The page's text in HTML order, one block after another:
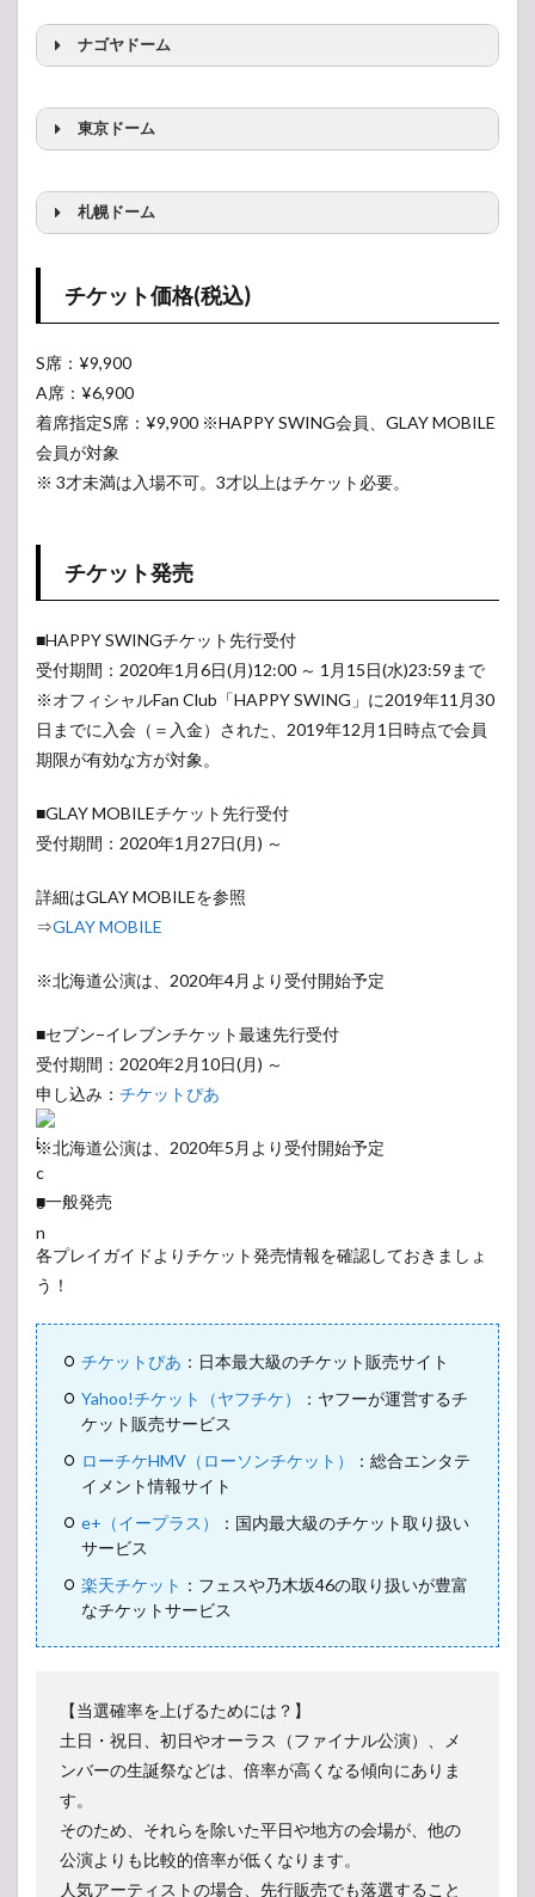
2.1
パ
（規
2.2
エン
2.3
チケ
当選
倍率
予想
ナゴヤドーム
車の場合
バンテリンドームナゴヤ周辺の最寄り宿
泊ホテル
東京ドーム
最寄り駐車場
東京ドーム周辺の最寄り宿泊ホテル
札幌ドーム
札幌ドーム周辺の最寄り宿泊ホテル
チケット価格(税込)
S席：¥9,900
A席：¥6,900
着席指定S席：¥9,900 ※HAPPY SWING会員、GLAY MOBILE
会員が対象
※ 3才未満は入場不可。3才以上はチケット必要。
チケット発売
■HAPPY SWINGチケット先行受付
受付期間：2020年1月6日(月)12:00 ～ 1月15日(水)23:59まで
※オフィシャルFan Club「HAPPY SWING」に2019年11月30
日までに入会（＝入金）された、2019年12月1日時点で会員
期限が有効な方が対象。
■GLAY MOBILEチケット先行受付
受付期間：2020年1月27日(月) ～
詳細はGLAY MOBILEを参照
⇒GLAY MOBILE
※北海道公演は、2020年4月より受付開始予定
■セブン−イレブンチケット最速先行受付
受付期間：2020年2月10日(月) ～
申し込み： チケットぴあ
※北海道公演は、2020年5月より受付開始予定
■一般発売
各プレイガイドよりチケット発売情報を確認しておきましょ
う！
チケットぴあ ：日本最大級のチケット販売サイト
Yahoo!チケット（ヤフチケ）
：ヤフーが運営するチ
ケット販売サービス
ローチケHMV（ローソンチケット）
：総合エンタテ
イメント情報サイト
e+（イープラス）
：国内最大級のチケット取り扱い
サービス
楽天チケット ：フェスや乃木坂46の取り扱いが豊富
なチケットサービス
【当選確率を上げるためには？】
土日・祝日、初日やオーラス（ファイナル公演）、メ
ンバーの生誕祭などは、倍率が高くなる傾向にありま
す。
そのため、それらを除いた平日や地方の会場が、他の
公演よりも比較的倍率が低くなります。
人気アーティストの場合、先行販売でも落選すること